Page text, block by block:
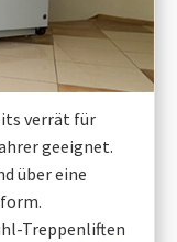
verrät für
geeignet.
über eine
Treppenliften